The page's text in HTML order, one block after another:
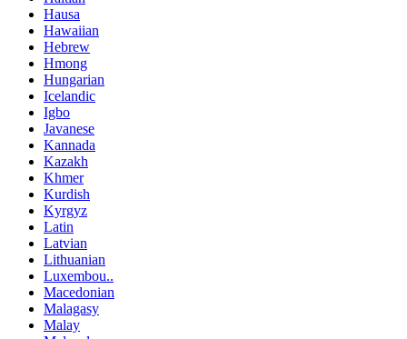
Hausa
Hawaiian
Hebrew
Hmong
Hungarian
Icelandic
Igbo
Javanese
Kannada
Kazakh
Khmer
Kurdish
Kyrgyz
Latin
Latvian
Lithuanian
Luxembou..
Macedonian
Malagasy
Malay